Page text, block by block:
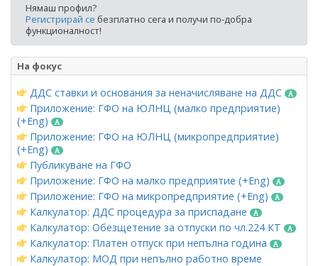
Нямаш профил?
Регистрирай се безплатно сега и получи по-добра
функционалност!
На фокус
ДДС ставки и основания за неначисляване на ДДС
Приложение: ГФО на ЮЛНЦ (малко предприятие)
(+Eng)
Приложение: ГФО на ЮЛНЦ (микропредприятие)
(+Eng)
Публикуване на ГФО
Приложение: ГФО на малко предприятие (+Eng)
Приложение: ГФО на микропредприятие (+Eng)
Калкулатор: ДДС процедура за приспадане
Калкулатор: Обезщетение за отпуски по чл.224 КТ
Калкулатор: Платен отпуск при непълна година
Калкулатор: МОД при непълно работно време